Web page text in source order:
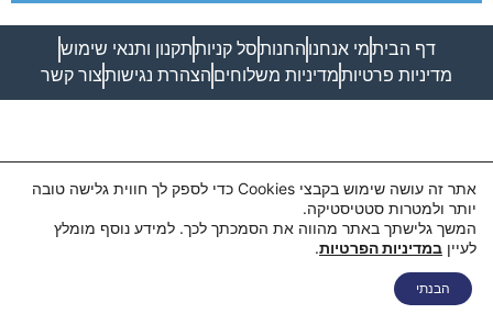
דף הביתמי אנחנו החנותסל קניותתקנון ותנאי שימוש
מדיניות פרטיותמדיניות משלוחים הצהרת נגישותצור קשר
אתר זה עושה שימוש בקבצי Cookies כדי לספק לך חווית גלישה טובה
יותר ולמטרות סטטיסטיקה.
המשך גלישתך באתר מהווה את הסמכתך לכך. למידע נוסף מומלץ
לעיין במדיניות הפרטיות.
הבנתי